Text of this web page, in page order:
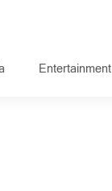
Entertainment